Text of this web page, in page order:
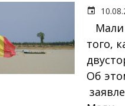
Мали
того,
Об